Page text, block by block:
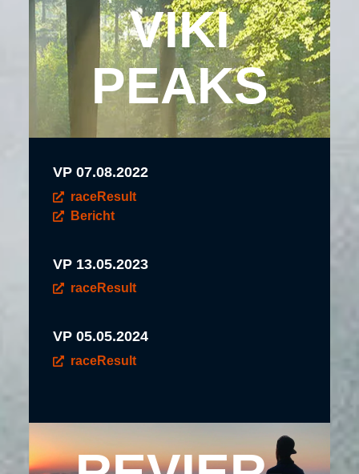
VIKI
PEAKS
VP 07.08.2022
raceResult
Bericht
VP 13.05.2023
raceResult
VP 05.05.2024
raceResult